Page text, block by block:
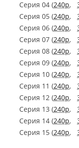
Серия 04 (240p,
Серия 05 (240p,
Серия 06 (240p,
Серия 07 (240p,
Серия 08 (240p,
Серия 09 (240p,
Серия 10 (240p,
Серия 11 (240p,
Серия 12 (240p,
Серия 13 (240p,
Серия 14 (240p,
Серия 15 (240p,